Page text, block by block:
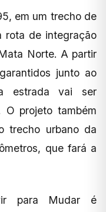
em um trecho de
rota de integração
Norte. A partir
junto ao
estrada vai ser
O projeto também
trecho urbano da
que fará a
para Mudar é